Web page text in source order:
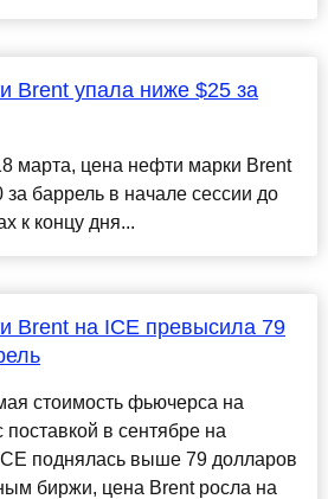
Brent упала ниже $25 за
марта, цена нефти марки Brent
за баррель в начале сессии до
к концу дня...
Brent на ICE превысила 79
стоимость фьючерса на
в сентябре на
поднялась выше 79 долларов
биржи, цена Brent росла на